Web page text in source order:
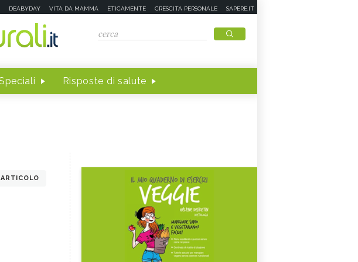
DEABYDAY VITA DA MAMMA ETICAMENTE CRESCITA PERSONALE SAPERE.IT
Risposte di salute
ARTICOLO